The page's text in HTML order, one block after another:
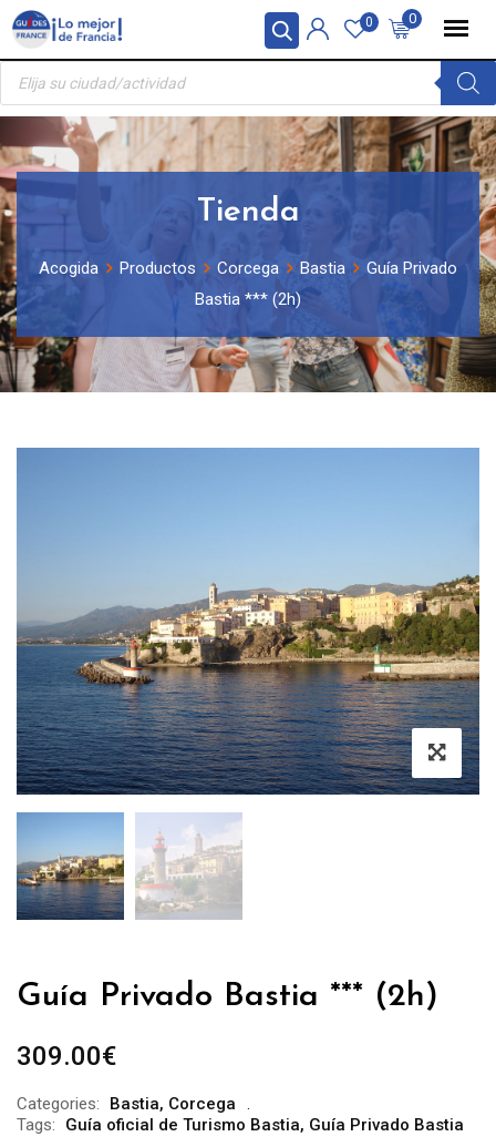
Panel de gestión de cookies
Skip
content
0
0
Búsqueda
productos
Tienda
Acogida Productos Corcega Bastia
Guía Privado
Bastia *** (2h)
Guía Privado Bastia *** (2h)
309.00€
Categories: Bastia, Corcega
Tags:
Guía oficial de Turismo Bastia, Guía Privado Bastia